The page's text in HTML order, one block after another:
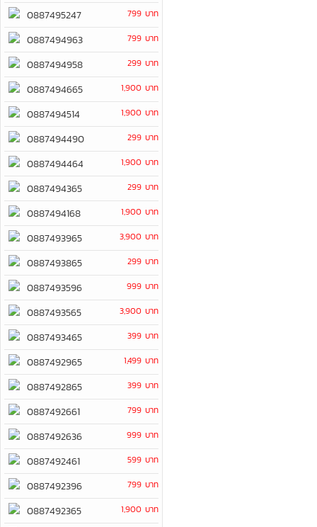
0887495247 799 บาท
0887494963 799 บาท
0887494958 299 บาท
0887494665 1,900 บาท
0887494514 1,900 บาท
0887494490 299 บาท
0887494464 1,900 บาท
0887494365 299 บาท
0887494168 1,900 บาท
0887493965 3,900 บาท
0887493865 299 บาท
0887493596 999 บาท
0887493565 3,900 บาท
0887493465 399 บาท
0887492965 1,499 บาท
0887492865 399 บาท
0887492661 799 บาท
0887492636 999 บาท
0887492461 599 บาท
0887492396 799 บาท
0887492365 1,900 บาท